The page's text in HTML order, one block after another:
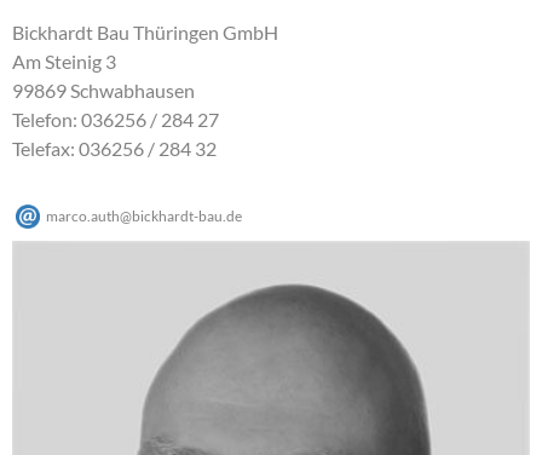
Bickhardt Bau Thüringen GmbH
Am Steinig 3
99869 Schwabhausen
Telefon: 036256 / 284 27
Telefax: 036256 / 284 32
marco.auth@bickhardt-bau de